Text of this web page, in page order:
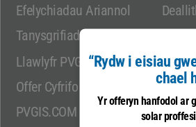
“Rydw i eisiau
chael
Yr offeryn hanfodol ar
solar
Efelychiadau Ariannol
Tanysgrifiad
Llawlyfr PVGIS 5.3
Offer Cyfrifo
PVGIS.COM
Data